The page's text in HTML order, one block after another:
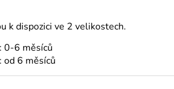
k dispozici ve 2 velikostech.
0-6 měsíců
od 6 měsíců